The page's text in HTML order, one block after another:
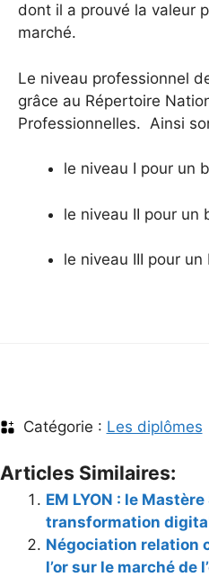
dont il a prouvé la valeur
marché.
Le niveau professionnel
grâce au Répertoire
Professionnelles. Ainsi
le niveau I pour un
le niveau II pour un
le niveau III pour un
Catégorie : Les diplômes
Articles Similaires:
EM LYON : le
transformation
Négociation relation
l’or sur le marché de